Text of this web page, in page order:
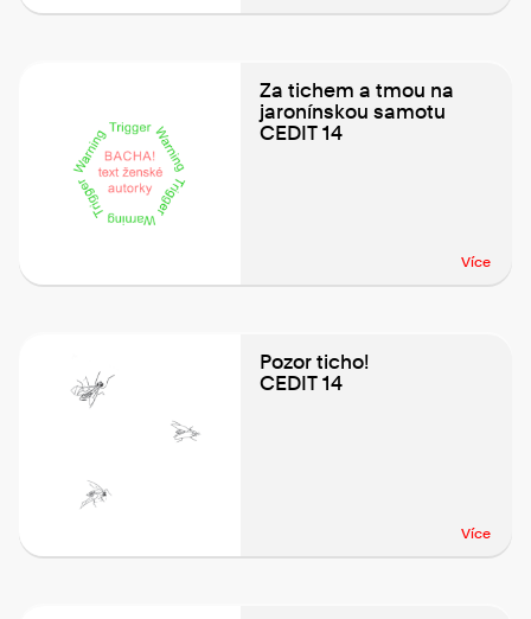
Za tichem a tmou na
jaronínskou samotu
CEDIT 14
Více
Pozor ticho!
CEDIT 14
Více